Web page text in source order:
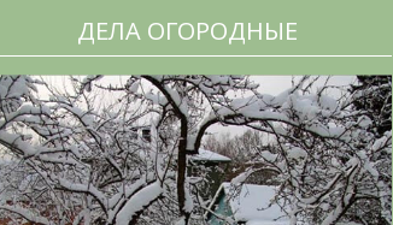
ДЕЛА ОГОРОДНЫЕ